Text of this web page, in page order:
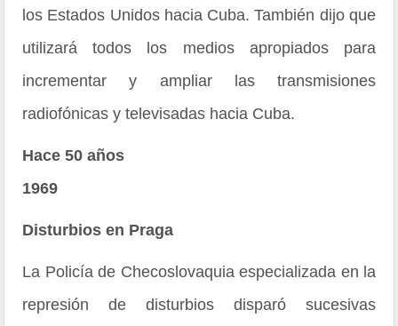
los Estados Unidos hacia Cuba. También dijo que
utilizará todos los medios apropiados para
incrementar y ampliar las transmisiones
radiofónicas y televisadas hacia Cuba.
Hace 50 años
1969
Disturbios en Praga
La Policía de Checoslovaquia especializada en la
represión de disturbios disparó sucesivas